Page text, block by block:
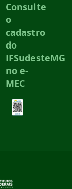
Consulte
o
cadastro
do
IFSudesteMG
no e-
MEC